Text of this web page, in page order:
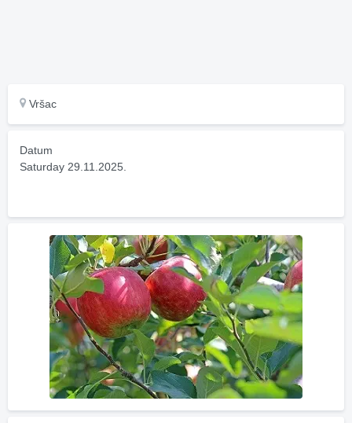
Vršac
Datum
Saturday 29.11.2025.